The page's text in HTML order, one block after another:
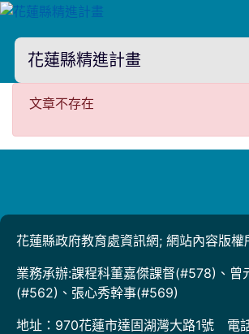
花蓮縣精進計畫
文章不存在
文章不存在
花蓮縣政府教育處資訊網; 網站內容版權
業務承辦:課程科董嘉傑課督(#578)、曾
(#562)、張心秀幹事(#569)
地址：970花蓮市達固湖灣大路1號 電